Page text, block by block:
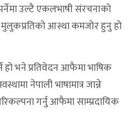
उल्टै एकलभाषी संरचनाको
मुलुकप्रतिको आस्था कमजोर हुनु हो
हो भने प्रतिवेदन आफैमा भाषिक
नेपाली भाषामात्र जान्ने
गर्नु आफैमा साम्प्रदायिक